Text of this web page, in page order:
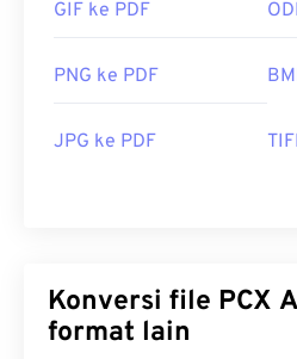
GIF ke PDF
PNG ke PDF
JPG ke PDF
Konversi file PCX Anda ke
format lain